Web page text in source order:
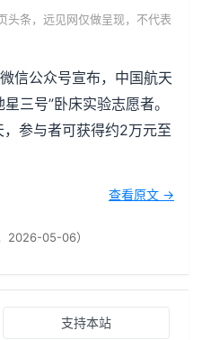
头条，远见网仅做呈现，不代表
信公众号宣布，中国航天
三号”卧床实验志愿者。
参与者可获得约2万元至
查看原文 →
2026-05-06）
支持本站